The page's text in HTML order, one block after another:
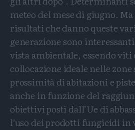
meteo del mese di giugno.
risultati che danno queste
generazione sono
vista ambientale, essendo
collocazione ideale nelle
prossimità di abitazioni e
anche in funzione del
obiettivi posti dall’Ue di
l’uso dei prodotti fungicidi